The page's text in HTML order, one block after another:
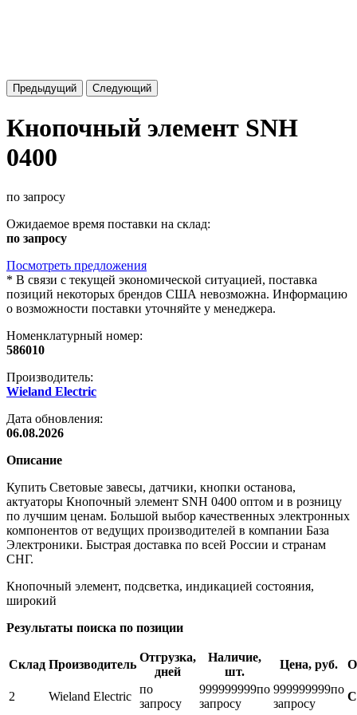
Предыдущий Следующий
Кнопочный элемент SNH
0400
по запросу
Ожидаемое время поставки на склад:
по запросу
Посмотреть предложения
* В связи с текущей экономической ситуацией, поставка
позиций некоторых брендов США невозможна. Информацию
о возможности поставки уточняйте у менеджера.
Номенклатурный номер:
586010
Производитель:
Wieland Electric
Дата обновления:
06.08.2026
Описание
Купить Световые завесы, датчики, кнопки останова,
актуаторы Кнопочный элемент SNH 0400 оптом и в розницу
по лучшим ценам. Большой выбор качественных электронных
компонентов от ведущих производителей в компании База
Электроники. Быстрая доставка по всей России и странам
СНГ.
Кнопочный элемент, подсветка, индикацией состояния,
широкий
Результаты поиска по позиции
Склад Производитель
Отгрузка,
дней
Наличие,
шт.
Цена, руб.
2 Wieland Electric
по
запросу
999999999по
запросу
999999999по
запросу